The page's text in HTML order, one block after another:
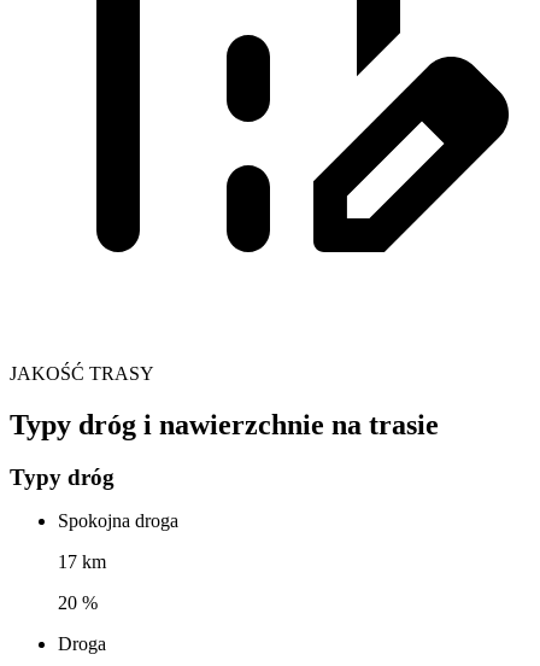
JAKOŚĆ TRASY
Typy dróg i nawierzchnie na trasie
Typy dróg
Spokojna droga
17 km
20 %
Droga